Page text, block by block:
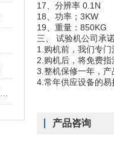
17、分辨率 0.1N
18、功率；3KW
19、重量：850KG
三、 试验机公司承
1.购机前，我们专
2.购机后，将免费
3.整机保修一年，产
4.常年供应设备的
产品咨询